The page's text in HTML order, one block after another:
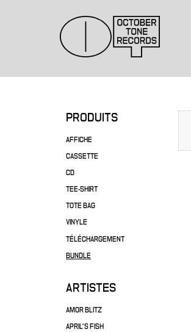
PRODUITS
AFFICHE
CASSETTE
CD
TEE-SHIRT
TOTE BAG
VINYLE
TÉLÉCHARGEMENT
BUNDLE
ARTISTES
AMOR BLITZ
APRIL'S FISH